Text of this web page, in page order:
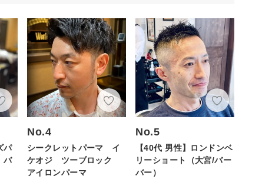
パ
バ
No.4
シークレットパーマ イ
ケオジ ツーブロック
アイロンパーマ
No.5
【40代 男性】ロンドンベ
リーショート（大宮/バー
バー）